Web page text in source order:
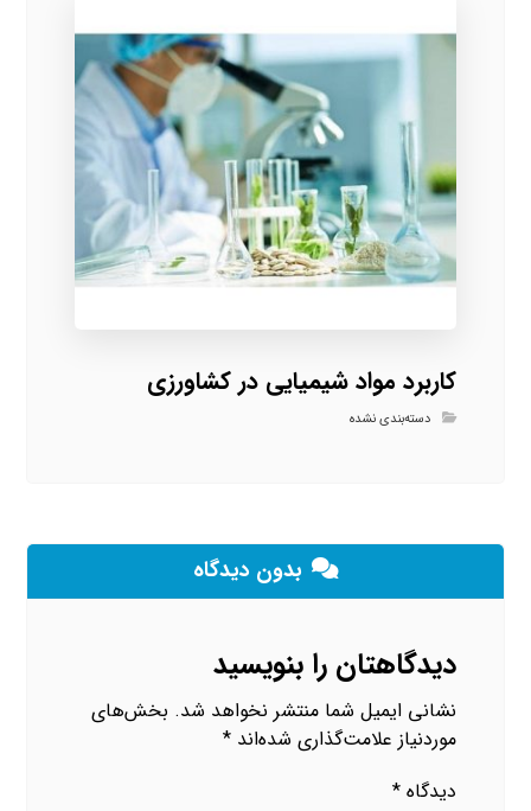
کاربرد مواد شیمیایی در کشاورزی
دسته‌بندی نشده
بدون دیدگاه
دیدگاهتان را بنویسید
نشانی ایمیل شما منتشر نخواهد شد. بخش‌های
موردنیاز علامت‌گذاری شده‌اند*
دیدگاه*